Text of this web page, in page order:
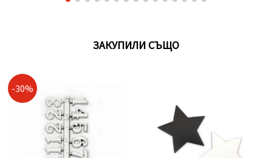
ЗАКУПИЛИ СЪЩО
-30%